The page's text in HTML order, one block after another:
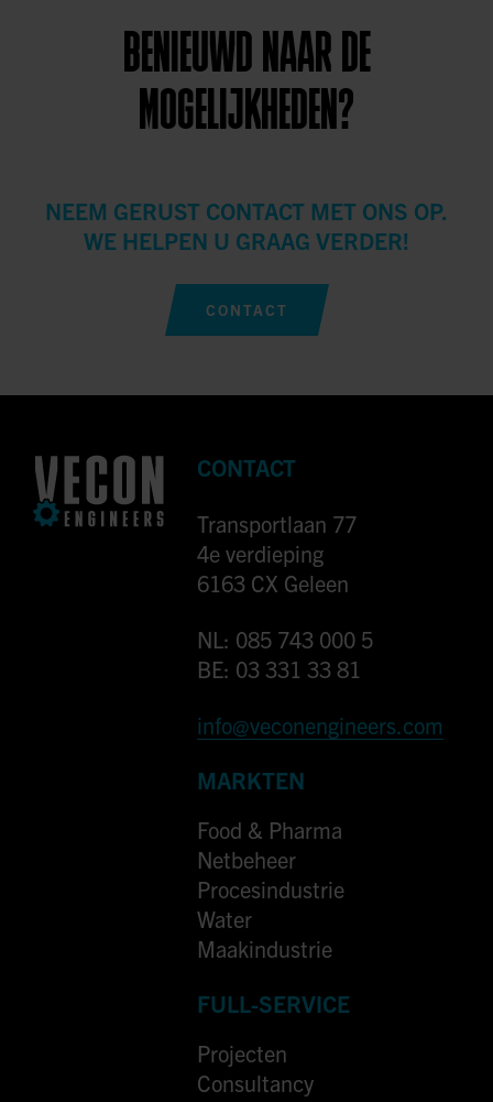
BENIEUWD NAAR DE
MOGELIJKHEDEN?
NEEM GERUST CONTACT MET ONS OP.
WE HELPEN U GRAAG VERDER!
CONTACT
CONTACT
Transportlaan 77
4e verdieping
6163 CX Geleen
NL: 085 743 000 5
BE: 03 331 33 81
info@veconengineers.com
MARKTEN
Food & Pharma
Netbeheer
Procesindustrie
Water
Maakindustrie
FULL-SERVICE
Projecten
Consultancy